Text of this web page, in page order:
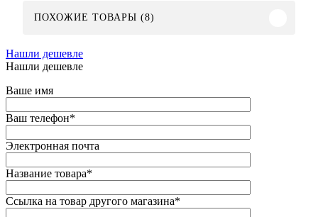
ПОХОЖИЕ ТОВАРЫ (8)
Нашли дешевле
Нашли дешевле
Ваше имя
Ваш телефон*
Электронная почта
Название товара*
Ссылка на товар другого магазина*